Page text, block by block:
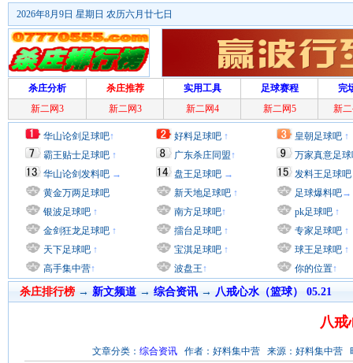
2026年8月9日 星期日 农历六月廿七日
杀庄分析 杀庄推荐 实用工具 足球赛程
完
新二网3
新二网3 新二网4 新二网5 新
华山论剑足球吧↑
霸王贴士足球吧 ↑
华山论剑发料吧 →
黄金万两足球吧
银波足球吧 ↑
金剑狂龙足球吧 ↑
天下足球吧 ↑
高手集中营↑
好料足球吧 ↑
广东杀庄同盟↑
盘王足球吧 →
新天地足球吧 ↑
南方足球吧↑
擂台足球吧 ↑
宝淇足球吧 ↑
波盘王↑
皇朝足球吧 ↑
万家真意足
发料王足球吧
足球爆料吧→
pk足球吧 ↑
专家足球吧 ↑
球王足球吧 ↑
你的位置↑
杀庄排行榜 → 新文频道→ 综合资讯 → 八戒心水（篮球） 05.21
八戒
文章分类： 综合资讯 作者：好料集中营 来源：好料集中营